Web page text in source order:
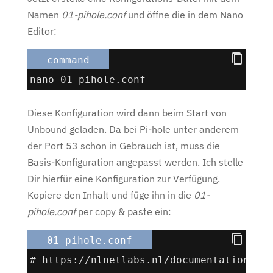
Namen 01-pihole.confund öffne die in dem Nano
Editor:
command
nano 01-pihole.conf
Diese Konfiguration wird dann beim Start von
Unbound geladen. Da bei Pi-hole unter anderem
der Port 53 schon in Gebrauch ist, muss die
Basis-Konfiguration angepasst werden. Ich stelle
Dir hierfür eine Konfiguration zur Verfügung.
Kopiere den Inhalt und füge ihn in die 01-
pihole.confper copy & paste ein:
01-pihole.conf
# https://nlnetlabs.nl/documentation/